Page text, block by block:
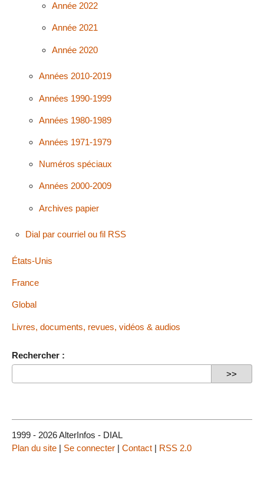
Année 2022
Année 2021
Année 2020
Années 2010-2019
Années 1990-1999
Années 1980-1989
Années 1971-1979
Numéros spéciaux
Années 2000-2009
Archives papier
Dial par courriel ou fil RSS
États-Unis
France
Global
Livres, documents, revues, vidéos & audios
Rechercher :
1999 - 2026 AlterInfos - DIAL
Plan du site | Se connecter | Contact | RSS 2.0